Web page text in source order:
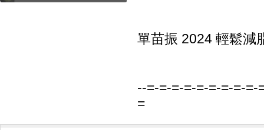
單苗振 2024 輕鬆減
--=-=-=-=-=-=-=-=-=-
=